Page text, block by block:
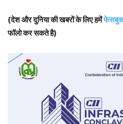
(देश और दुनिया की खबरों के लिए हमेंफेसबुक
फॉलो कर सकते है)